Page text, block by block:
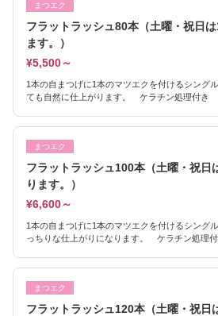
まつエク
フラットラッシュ80本（土曜・祝日
ます。）
¥5,500～
1本の自まつげに1本のマツエクを付けるシング
ても自然に仕上がります。 ケラチン処理付き
まつエク
フラットラッシュ100本（土曜・祝日
ります。）
¥6,600～
1本の自まつげに1本のマツエクを付けるシング
っちりな仕上がりになります。 ケラチン処理付
まつエク
フラットラッシュ120本（土曜・祝日